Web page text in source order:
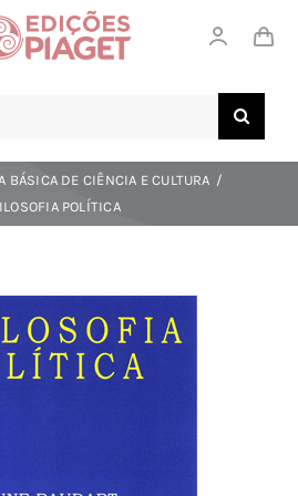
BÁSICA DE CIÊNCIA E CULTURA
POLÍTICA